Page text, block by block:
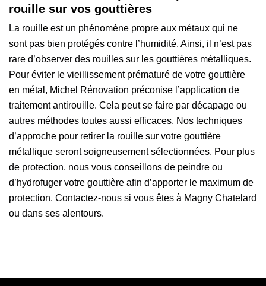
rouille sur vos gouttières
La rouille est un phénomène propre aux métaux qui ne
sont pas bien protégés contre l’humidité. Ainsi, il n’est pas
rare d’observer des rouilles sur les gouttières métalliques.
Pour éviter le vieillissement prématuré de votre gouttière
en métal, Michel Rénovation préconise l’application de
traitement antirouille. Cela peut se faire par décapage ou
autres méthodes toutes aussi efficaces. Nos techniques
d’approche pour retirer la rouille sur votre gouttière
métallique seront soigneusement sélectionnées. Pour plus
de protection, nous vous conseillons de peindre ou
d’hydrofuger votre gouttière afin d’apporter le maximum de
protection. Contactez-nous si vous êtes à Magny Chatelard
ou dans ses alentours.